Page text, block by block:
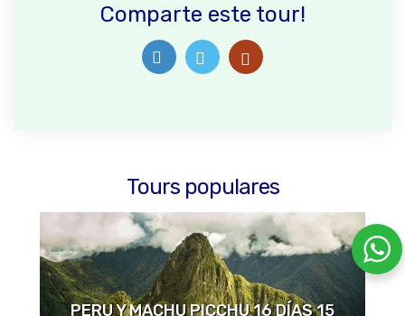
Comparte este tour!
Tours populares
PERU Y MACHU PICCHU 16 DÍAS 15